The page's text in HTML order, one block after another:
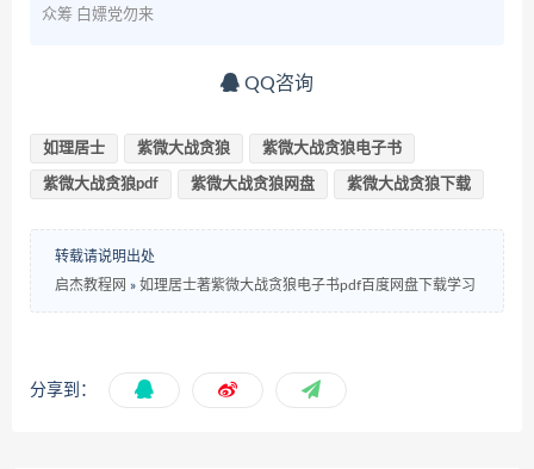
众筹 白嫖党勿来
QQ咨询
如理居士 紫微大战贪狼 紫微大战贪狼电子书
紫微大战贪狼pdf 紫微大战贪狼网盘 紫微大战贪狼下载
转载请说明出处
启杰教程网 » 如理居士著紫微大战贪狼电子书pdf百度网盘下载学习
分享到：